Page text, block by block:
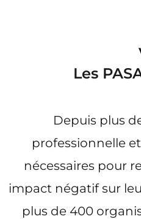
Les
Depuis plus
professionnelle
nécessaires pour
impact négatif sur
plus de 400